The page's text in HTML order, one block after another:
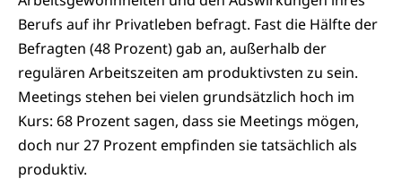
Berufs auf ihr Privatleben befragt. Fast die Hälfte der
Befragten (48 Prozent) gab an, außerhalb der
regulären Arbeitszeiten am produktivsten zu sein.
Meetings stehen bei vielen grundsätzlich hoch im
Kurs: 68 Prozent sagen, dass sie Meetings mögen,
doch nur 27 Prozent empfinden sie tatsächlich als
produktiv.